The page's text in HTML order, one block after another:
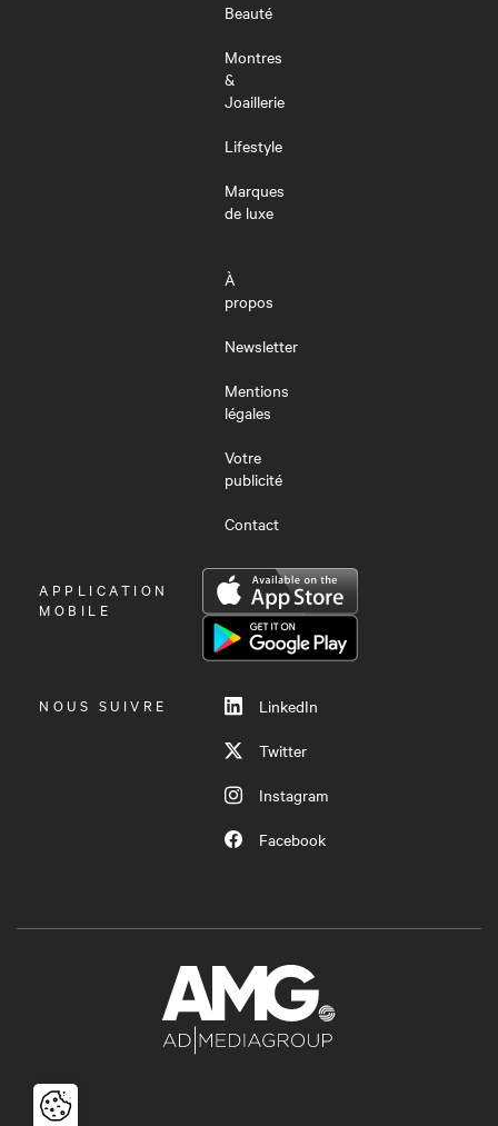
Beauté
Montres
&
Joaillerie
Lifestyle
Marques
de luxe
À
propos
Newsletter
Mentions
légales
Votre
publicité
Contact
OUVRIR
LE
APPLICATION
MOBILE
NOUS SUIVRE
LinkedIn
Twitter
Instagram
Facebook